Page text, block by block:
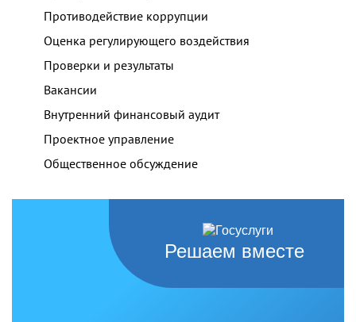
Противодействие коррупции
Оценка регулирующего воздействия
Проверки и результаты
Вакансии
Внутренний финансовый аудит
Проектное управление
Общественное обсуждение
Решаем вместе